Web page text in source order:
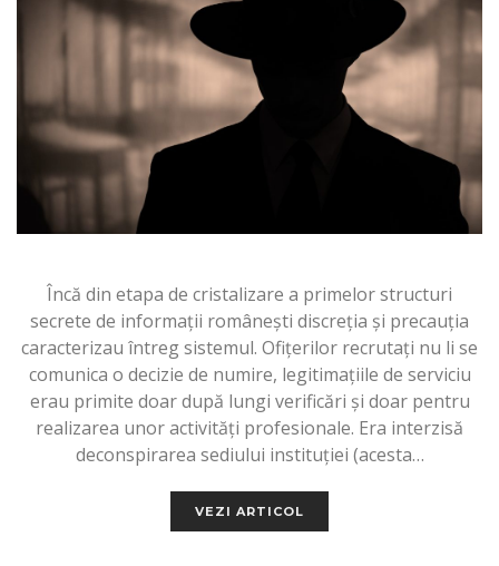
Încă din etapa de cristalizare a primelor structuri
secrete de informații româneşti discreția și precauția
caracterizau întreg sistemul. Ofițerilor recrutați nu li se
comunica o decizie de numire, legitimațiile de serviciu
erau primite doar după lungi verificări și doar pentru
realizarea unor activități profesionale. Era interzisă
deconspirarea sediului instituției (acesta…
VEZI ARTICOL